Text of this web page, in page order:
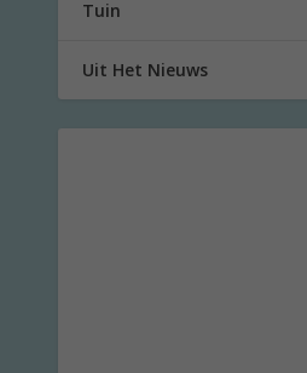
Tuin
Uit Het Nieuws